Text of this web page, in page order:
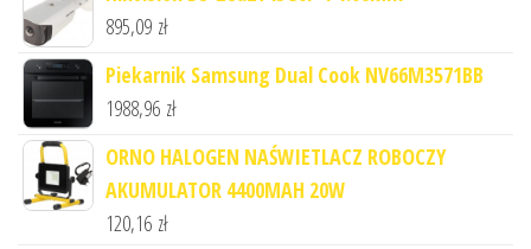
895,09 zł
Piekarnik Samsung Dual Cook NV66M3571BB
1988,96 zł
ORNO HALOGEN NAŚWIETLACZ ROBOCZY
AKUMULATOR 4400MAH 20W
120,16 zł